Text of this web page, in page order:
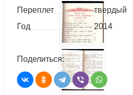
Переплет
твердый
Год
2014
Поделиться: